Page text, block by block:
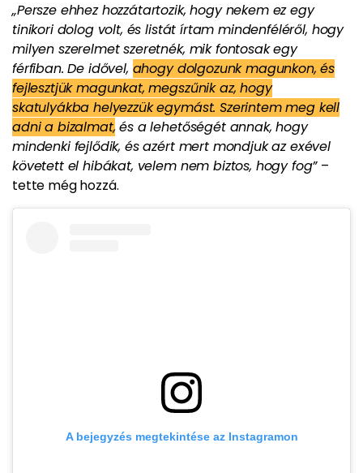
„Persze ehhez hozzátartozik, hogy nekem ez egy
tinikori dolog volt, és listát írtam mindenféléről, hogy
milyen szerelmet szeretnék, mik fontosak egy
férfiban. De idővel, ahogy dolgozunk magunkon, és
fejlesztjük magunkat, megszűnik az, hogy
skatulyákba helyezzük egymást. Szerintem meg kell
adni a bizalmat, és a lehetőségét annak, hogy
mindenki fejlődik, és azért mert mondjuk az exével
követett el hibákat, velem nem biztos, hogy fog” –
tette még hozzá.
A bejegyzés megtekintése az Instagramon